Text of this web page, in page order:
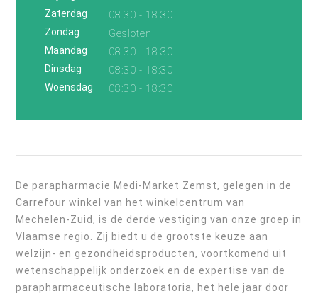
Zaterdag
08:30 - 18:30
Zondag
Gesloten
Maandag
08:30 - 18:30
Dinsdag
08:30 - 18:30
Woensdag
08:30 - 18:30
De parapharmacie Medi-Market Zemst, gelegen in de
Carrefour winkel van het winkelcentrum van
Mechelen-Zuid, is de derde vestiging van onze groep in
Vlaamse regio. Zij biedt u de grootste keuze aan
welzijn- en gezondheidsproducten, voortkomend uit
wetenschappelijk onderzoek en de expertise van de
parapharmaceutische laboratoria, het hele jaar door